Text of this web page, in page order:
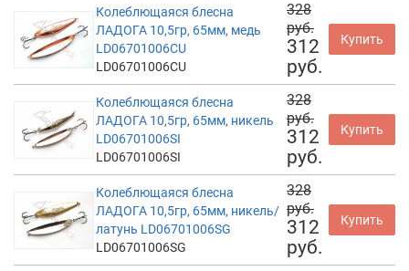
Колеблющаяся блесна
ЛАДОГА 10,5гр, 65мм, медь
LD06701006CU
LD06701006CU
328
руб.
312
руб.
Купить
Колеблющаяся блесна
ЛАДОГА 10,5гр, 65мм, никель
LD06701006SI
LD06701006SI
328
руб.
312
руб.
Купить
Колеблющаяся блесна
ЛАДОГА 10,5гр, 65мм, никель/
латунь LD06701006SG
LD06701006SG
328
руб.
312
руб.
Купить